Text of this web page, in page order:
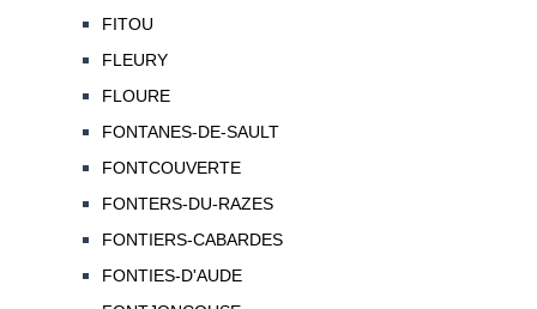
FITOU
FLEURY
FLOURE
FONTANES-DE-SAULT
FONTCOUVERTE
FONTERS-DU-RAZES
FONTIERS-CABARDES
FONTIES-D'AUDE